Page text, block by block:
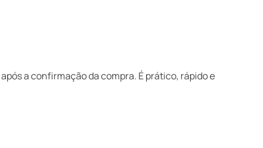
após a confirmação da compra. É prático, rápido e